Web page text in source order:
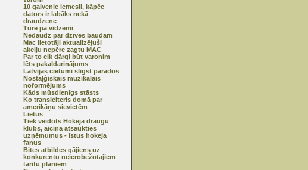
10 galvenie iemesli, kāpēc
dators ir labāks nekā
draudzene
Tūre pa vidzemi
Nedaudz par dzīves baudām
Mac lietotāji aktualizējuši
akciju nepērc zagtu MAC
Par to cik dārgi būt varonim
lēts pakaļdarinājums
Latvijas cietumi slīgst parādos
Nostaļģiskais muzikālais
noformējums
Kāds mūsdienīgs stāsts
Ko transleiteris domā par
amerikāņu sievietēm
Lietus
Tiek veidots Hokeja draugu
klubs, aicina atsaukties
uzņēmumus - īstus hokeja
fanus
Bites atbildes gājiens uz
konkurentu neierobežotajiem
tarifu plāniem